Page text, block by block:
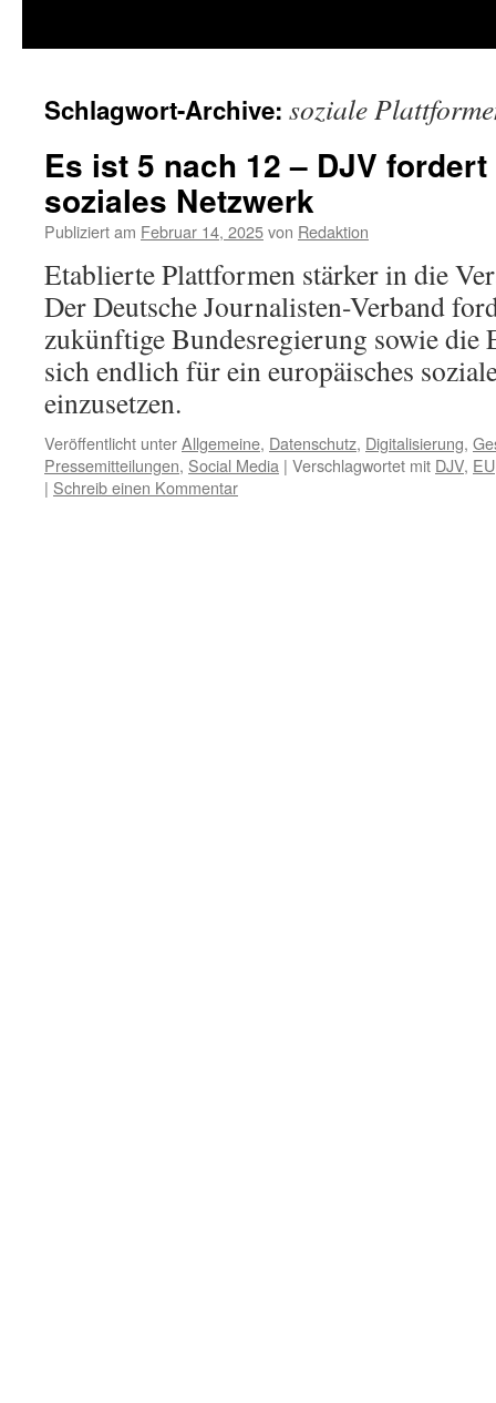
Schlagwort-Archive: soziale
Es ist 5 nach 12 – DJV
soziales Netzwerk
Publiziert am Februar 14, 2025von Redaktion
Etablierte Plattformen stärker in die
Der Deutsche Journalisten-Verband
zukünftige Bundesregierung sowie die
sich endlich für ein europäisches
einzusetzen.
Veröffentlicht unterAllgemeine, Datenschutz, Digitalisierung,
Pressemitteilungen, Social Media | Verschlagwortet mit DJV, EU
| Schreib einen Kommentar